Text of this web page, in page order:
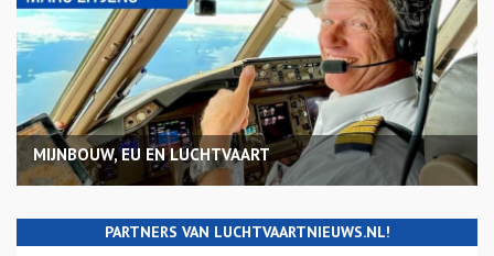
MIJNBOUW, EU EN LUCHTVAART
PARTNERS VAN LUCHTVAARTNIEUWS.NL!